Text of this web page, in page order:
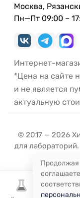
Москва,
Пн—Пт 09:00 –
Интернет-
*Цена на сайте
и не является
актуальную
© 2017 — 2026
для
Продолжая